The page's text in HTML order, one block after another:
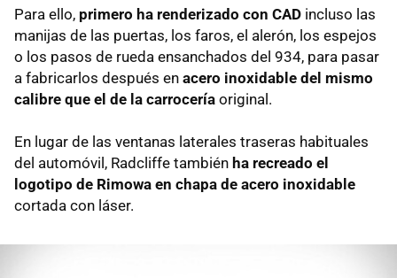
Para ello, primero ha renderizado con CAD incluso las
manijas de las puertas, los faros, el alerón, los espejos
o los pasos de rueda ensanchados del 934, para pasar
a fabricarlos después en acero inoxidable del mismo
calibre que el de la carrocería original.
En lugar de las ventanas laterales traseras habituales
del automóvil, Radcliffe también ha recreado el
logotipo de Rimowa en chapa de acero inoxidable
cortada con láser.